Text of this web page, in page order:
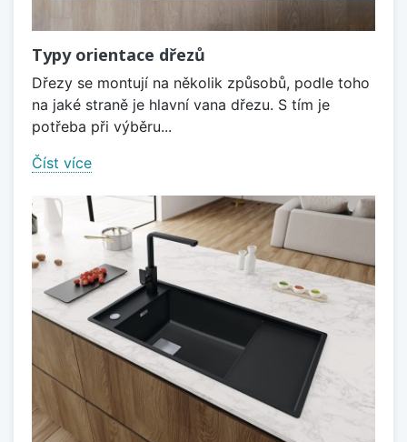
Typy orientace dřezů
Dřezy se montují na několik způsobů, podle toho
na jaké straně je hlavní vana dřezu. S tím je
potřeba při výběru...
Číst více